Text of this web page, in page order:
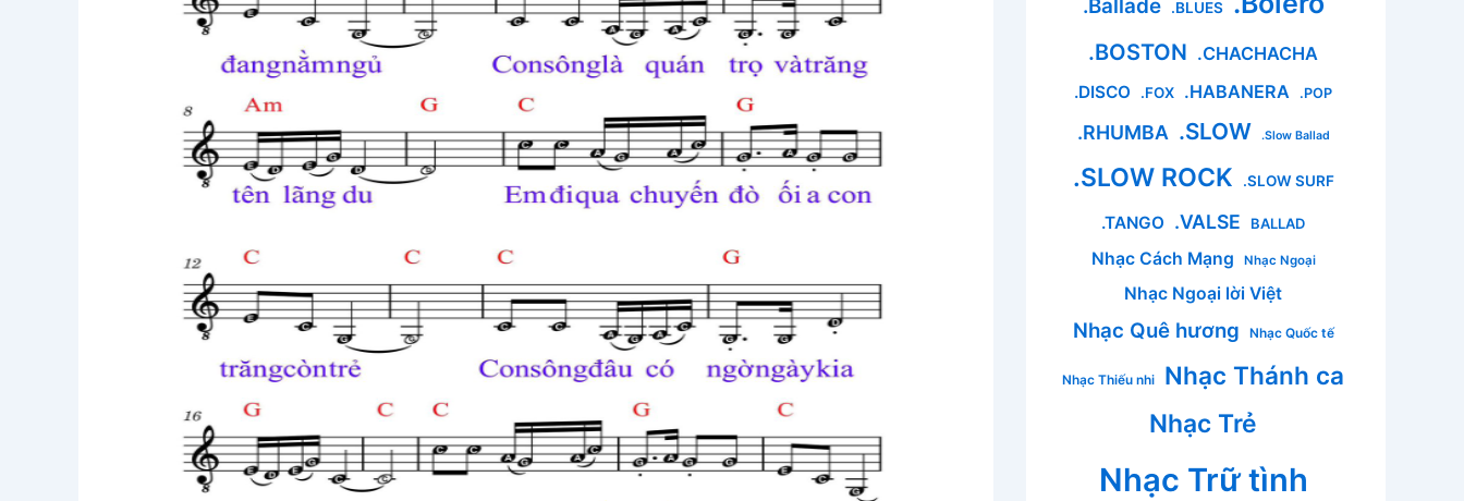
.Ballade .BLUES
.BOSTON .CHACHACHA
.DISCO .FOX .HABANERA .POP
.RHUMBA .SLOW .Slow Ballad
.SLOW ROCK .SLOW SURF
.TANGO .VALSE BALLAD
Nhạc Cách Mạng Nhạc Ngoại
Nhạc Ngoại lời Việt
Nhạc Quê hương Nhạc Quốc tế
Nhạc Thiếu nhi Nhạc Thánh ca
Nhạc Trẻ
Nhạc Trữ tình